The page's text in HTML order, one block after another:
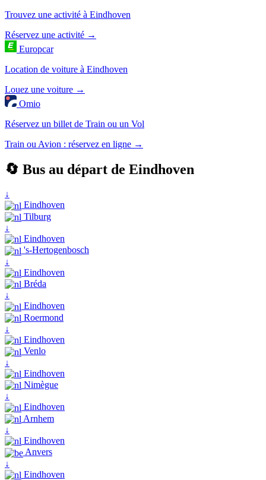
Trouvez une activité à Eindhoven
Réservez une activité →
Europcar
Location de voiture à Eindhoven
Louez une voiture →
Omio
Réservez un billet de Train ou un Vol
Train ou Avion : réservez en ligne →
🔄 Bus au départ de Eindhoven
↓
Eindhoven
Tilburg
↓
Eindhoven
's-Hertogenbosch
↓
Eindhoven
Bréda
↓
Eindhoven
Roermond
↓
Eindhoven
Venlo
↓
Eindhoven
Nimègue
↓
Eindhoven
Arnhem
↓
Eindhoven
Anvers
↓
Eindhoven